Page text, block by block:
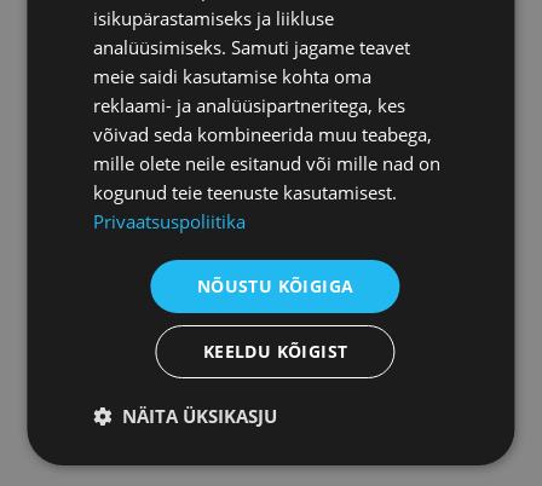
isikupärastamiseks ja liikluse
analüüsimiseks. Samuti jagame teavet
meie saidi kasutamise kohta oma
reklaami- ja analüüsipartneritega, kes
võivad seda kombineerida muu teabega,
mille olete neile esitanud või mille nad on
kogunud teie teenuste kasutamisest.
Privaatsuspoliitika
NÕUSTU KÕIGIGA
KEELDU KÕIGIST
NÄITA ÜKSIKASJU